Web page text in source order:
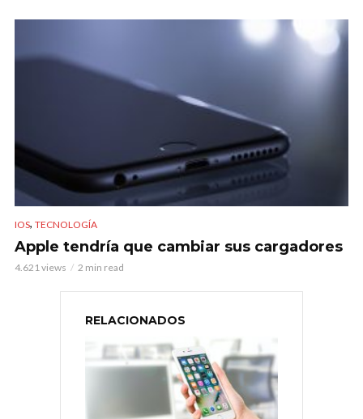
IOS, TECNOLOGÍA
Apple tendría que cambiar sus cargadores
4.621 views 2 min read
RELACIONADOS